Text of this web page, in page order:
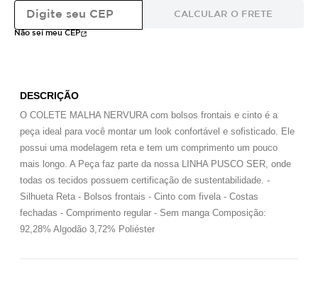
CALCULAR O FRETE
Não sei meu CEP
DESCRIÇÃO
O COLETE MALHA NERVURA com bolsos frontais e cinto é a
peça ideal para você montar um look confortável e sofisticado. Ele
possui uma modelagem reta e tem um comprimento um pouco
mais longo. A Peça faz parte da nossa LINHA PUSCO SER, onde
todas os tecidos possuem certificação de sustentabilidade. -
Silhueta Reta - Bolsos frontais - Cinto com fivela - Costas
fechadas - Comprimento regular - Sem manga Composição:
92,28% Algodão 3,72% Poliéster